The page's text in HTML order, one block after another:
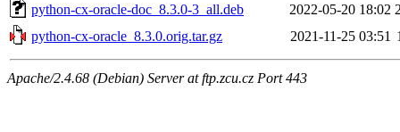
python-cx-oracle-doc_8.3.0-3_all.deb
2022-05-20 18:02
python-cx-oracle_8.3.0.orig.tar.gz
2021-11-25 03:51
Apache/2.4.68 (Debian) Server at ftp.zcu.cz Port 443